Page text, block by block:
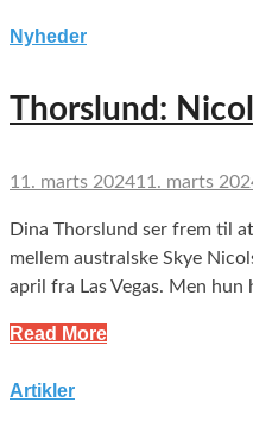
Nyheder
Thorslund:
11. marts 202411. marts
Dina Thorslund ser frem til
mellem australske Skye
april fra Las Vegas. Men
Read More
Artikler